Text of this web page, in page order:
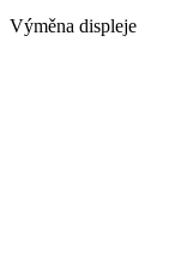
Výměna displeje